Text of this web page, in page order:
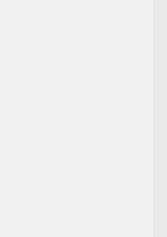
mbstring php7.3-